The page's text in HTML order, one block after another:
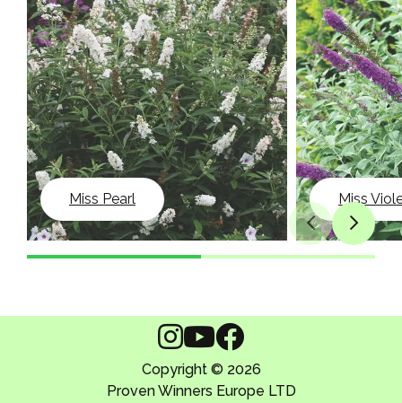
Miss Pearl Miss
Copyright © 2026
Proven Winners Europe LTD